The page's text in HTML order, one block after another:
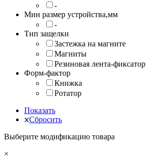
-
Мин размер устройства,мм
-
Тип защелки
Застежка на магните
Магниты
Резиновая лента-фиксатор
Форм-фактор
Книжка
Ротатор
Показать
Сбросить
Выберите модификацию товара
×